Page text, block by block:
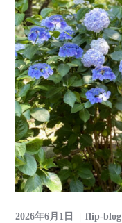
2026年6月1日 flip-blog